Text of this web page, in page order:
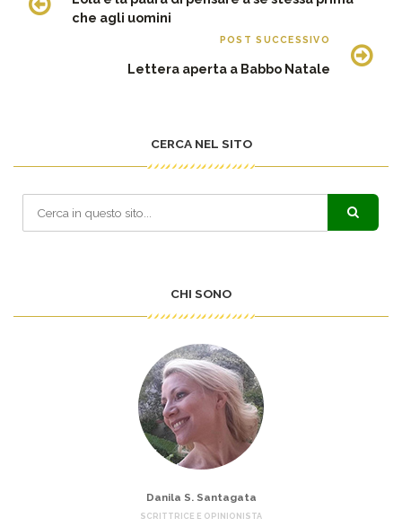
che agli uomini
POST SUCCESSIVO
Lettera aperta a Babbo Natale
CERCA NEL SITO
CHI SONO
Danila S. Santagata
SCRITTRICE E OPINIONISTA